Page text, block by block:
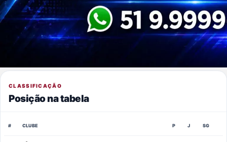
CLASSIFICAÇÃO
Posição na tabela
# CLUBE P J SG